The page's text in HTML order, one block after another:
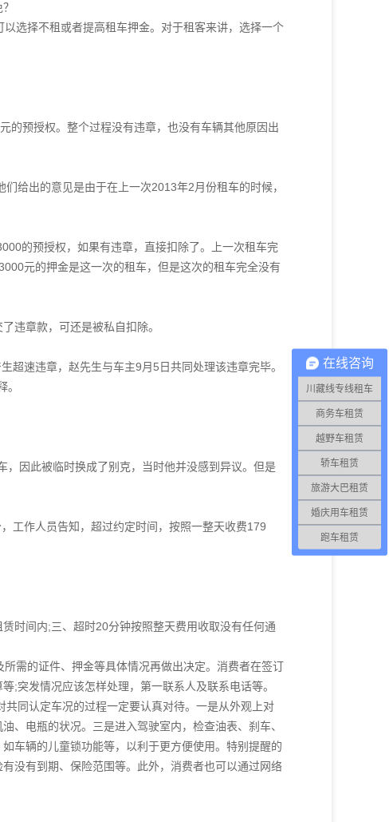
选择不租或者提高租车押金。对于租客来讲，选择一个
的预授权。整个过程没有违章，也没有车辆其他原因出
给出的意见是由于在上一次2013年2月份租车的时候，
的预授权，如果有违章，直接扣除了。上一次租车完
元的押金是这一次的租车，但是这次的租车完全没有
违章款，可还是被私自扣除。
速违章，赵先生与车主9月5日共同处理该违章完毕。
因此被临时换成了别克，当时他并没感到异议。但是
工作人员告知，超过约定时间，按照一整天收费179
时间内;三、超时20分钟按照整天费用收取没有任何通
需的证件、押金等具体情况再做出决定。消费者在签订
;突发情况应该怎样处理，第一联系人及联系电话等。
同认定车况的过程一定要认真对待。一是从外观上对
、电瓶的状况。三是进入驾驶室内，检查油表、刹车、
车辆的儿童锁功能等，以利于更方便使用。特别提醒的
没有到期、保险范围等。此外，消费者也可以通过网络
在线咨询
川藏线专线租车
商务车租赁
越野车租赁
轿车租赁
旅游大巴租赁
婚庆用车租赁
跑车租赁